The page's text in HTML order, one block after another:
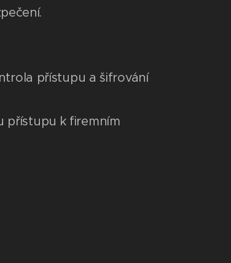
přístupu a šifrování
přístupu k firemním